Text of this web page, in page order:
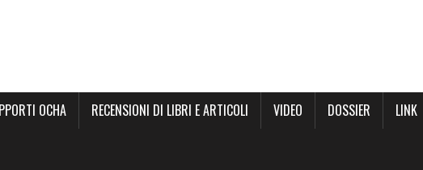
OCHA RECENSIONI DI LIBRI E ARTICOLI VIDEO DOSSIER
LINK